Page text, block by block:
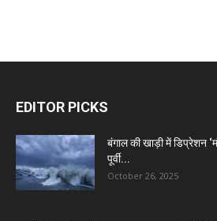
EDITOR PICKS
बंगाल की खाड़ी में डिप्रेशन
पूर्वी...
October 26, 2025